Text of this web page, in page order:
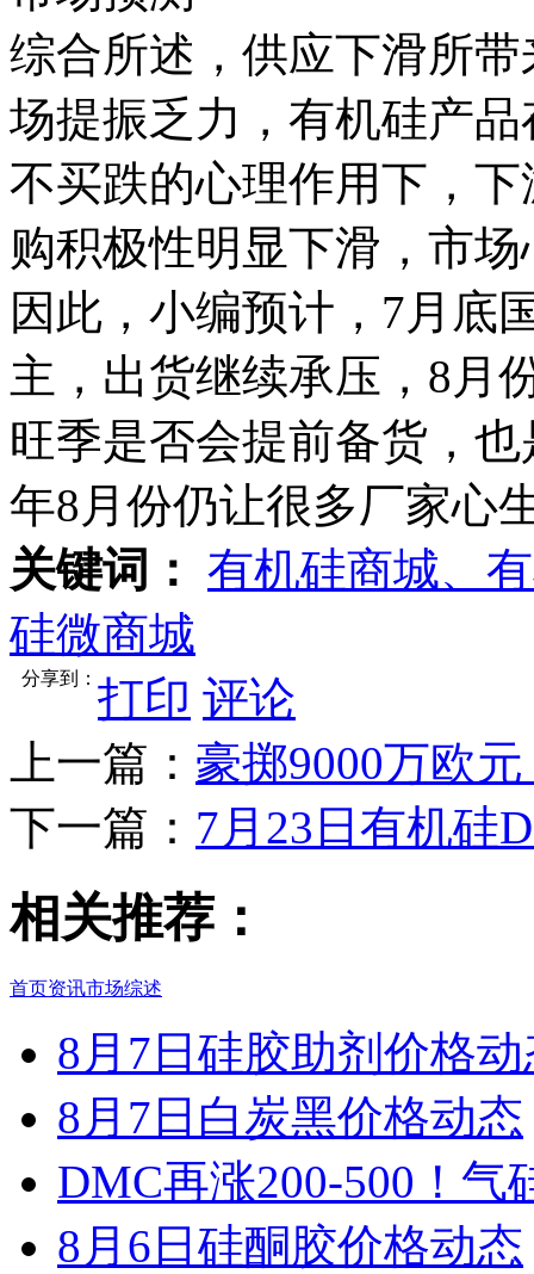
综合所述，供应下滑所
场提振乏力，有机硅产
不买跌的心理作用下，
购积极性明显下滑，市
因此，小编预计，7月底
主，出货继续承压，8月
旺季是否会提前备货，
年8月份仍让很多厂家心
关键词： 有机硅商城、
硅微商城
打印 评论
分享到：
上一篇： 豪掷9000万欧
下一篇： 7月23日有机硅
相关推荐：
首页资讯市场综述
8月7日硅胶助剂价格动
8月7日白炭黑价格动态
DMC再涨200-500！气
8月6日硅酮胶价格动态